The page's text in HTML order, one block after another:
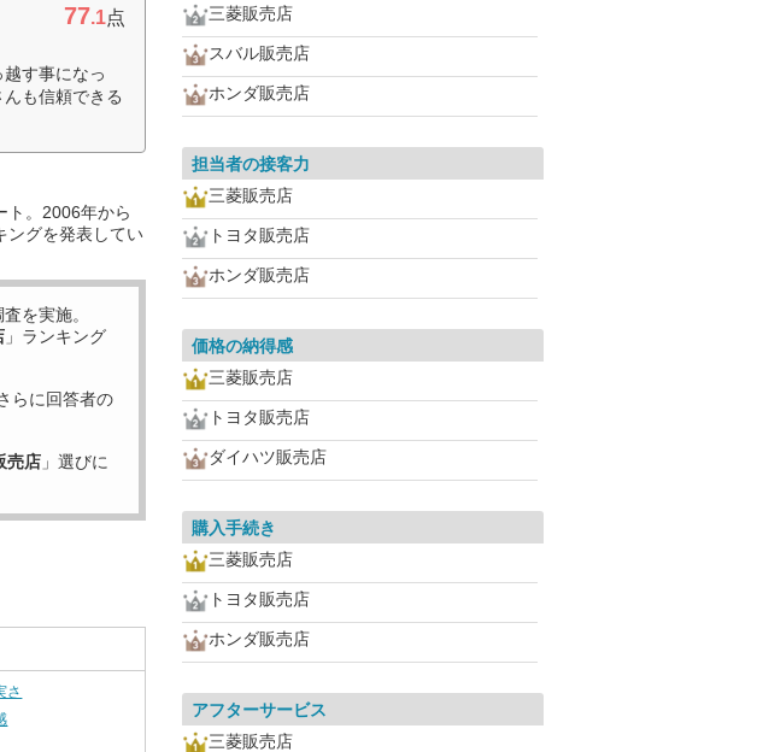
77.1点
す事になっ
も信頼できる
ト。2006年から
ングを発表してい
を実施。
」ランキング
らに回答者の
売店 」選びに
さ
三菱販売店
スバル販売店
ホンダ販売店
担当者の接客力
三菱販売店
トヨタ販売店
ホンダ販売店
価格の納得感
三菱販売店
トヨタ販売店
ダイハツ販売店
購入手続き
三菱販売店
トヨタ販売店
ホンダ販売店
アフターサービス
三菱販売店